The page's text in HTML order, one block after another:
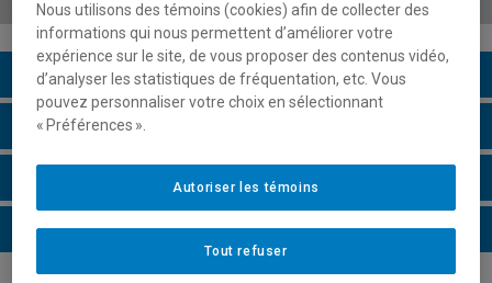
Description du cours
Horaire - Été 2026
Horaire - Automne 2026
Horaire - Hiver 2027
Nous utilisons des témoins (cookies) afin de collecter des
informations qui nous permettent d’améliorer votre
expérience sur le site, de vous proposer des contenus vidéo,
d’analyser les statistiques de fréquentation, etc. Vous
pouvez personnaliser votre choix en sélectionnant
« Préférences ».
Tout refuser
Autoriser les témoins